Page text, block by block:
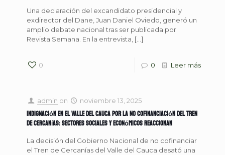
Una declaración del excandidato presidencial y
exdirector del Dane, Juan Daniel Oviedo, generó un
amplio debate nacional tras ser publicada por
Revista Semana. En la entrevista, […]
0 0 Leer más
admin on noviembre 13, 2025
Indignación en el Valle del Cauca por la no cofinanciación del Tren
de Cercanías: sectores sociales y económicos reaccionan
La decisión del Gobierno Nacional de no cofinanciar
el Tren de Cercanías del Valle del Cauca desató una